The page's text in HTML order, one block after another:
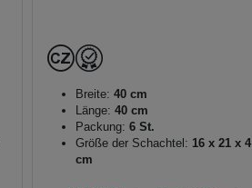
Breite: 40 cm
Länge: 40 cm
Packung: 6 St.
Größe der Schachtel: 16 x 21 x 4
cm